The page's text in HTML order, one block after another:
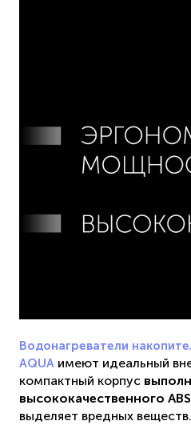
Водонагреватели
AQUA имеют идеальный
компактный корпус
высококачественного
выделяет вредных веществ.